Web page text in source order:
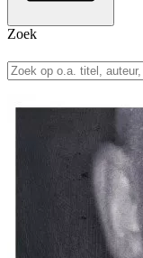
Zoek